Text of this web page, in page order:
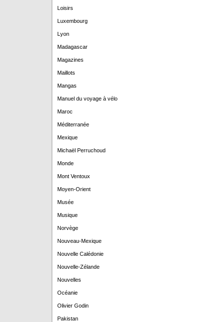
Loisirs
Luxembourg
Lyon
Madagascar
Magazines
Maillots
Mangas
Manuel du voyage à vélo
Maroc
Méditerranée
Mexique
Michaël Perruchoud
Monde
Mont Ventoux
Moyen-Orient
Musée
Musique
Norvège
Nouveau-Mexique
Nouvelle Calédonie
Nouvelle-Zélande
Nouvelles
Océanie
Olivier Godin
Pakistan